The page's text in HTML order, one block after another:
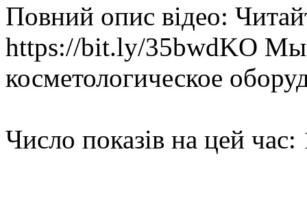
Повний опис відео:
https://bit.ly/35bwdKO Мы
косметологическое
Число показів на цей час: